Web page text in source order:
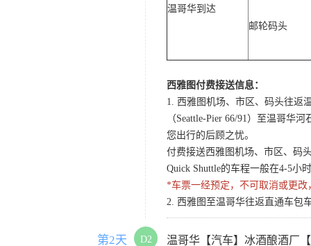
温哥华到达
邮轮码头
西雅图付费接送信息：
1. 西雅图机场、市区、码头往返
（Seattle-Pier 66/91）至温哥华
您出行的后顾之忧。
付费接送西雅图机场、市区、码
Quick Shuttle的车程一般在4-5小
*车票一经预定，不可取消或更
2. 西雅图至温哥华往返直通车包
第2天 D2 温哥华【汽车】冰酒酿酒厂